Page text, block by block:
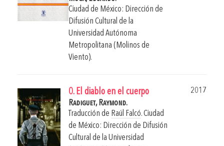
Ciudad de México: Dirección de
Difusión Cultural de la
Universidad Autónoma
Metropolitana (Molinos de
Viento).
0. El diablo en el cuerpo
2017
Radiguet, Raymond.
Traducción de Raúl Falcó.Ciudad
de México: Dirección de Difusión
Cultural de la Universidad